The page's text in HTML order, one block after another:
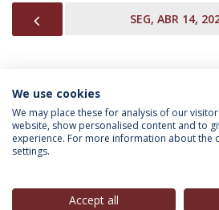
SEG, ABR 14,
INFORMAÇÃO PARA
We use cookies
We may place these for analysis of our
website, show personalised content and to
experience. For more information about the
settings.
Accept all